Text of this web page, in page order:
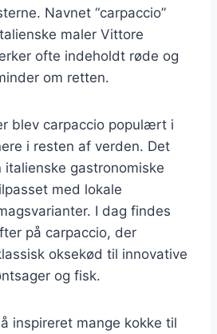
Navnet “carpaccio”
maler Vittore
ofte indeholdt røde og
om retten.
blev carpaccio populært i
i resten af verden. Det
gastronomiske
med lokale
I dag findes
på carpaccio, der
oksekød til innovative
og fisk.
inspireret mange kokke til